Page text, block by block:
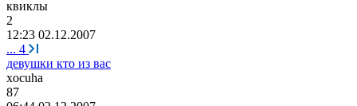
квиклы
2
12:23 02.12.2007
... 4
девушки кто из вас
xocuha
87